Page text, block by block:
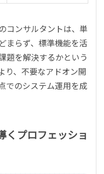
コンサルタントは、単
まらず、標準機能を活
題を解決するかという
り、不要なアドオン開
でのシステム運用を成
くプロフェッショ